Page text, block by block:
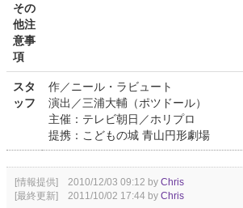
その
他注
意事
項
スタ
ッフ
作／ニール・ラビュート
演出／三浦大輔（ポツドール）
主催：テレビ朝日／ホリプロ
提携：こどもの城 青山円形劇場
[情報提供] 2010/12/03 09:12 by Chris
[最終更新] 2011/10/02 17:44 by Chris